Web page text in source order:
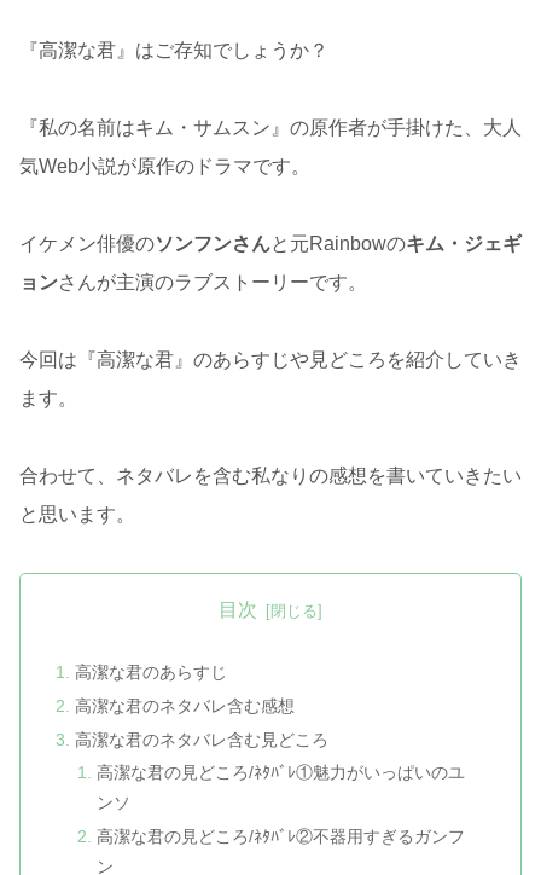
『高潔な君』はご存知でしょうか？
『私の名前はキム・サムスン』の原作者が手掛けた、大人
気Web小説が原作のドラマです。
イケメン俳優のソンフンさんと元Rainbowのキム・ジェギ
ョンさんが主演のラブストーリーです。
今回は『高潔な君』のあらすじや見どころを紹介していき
ます。
合わせて、ネタバレを含む私なりの感想を書いていきたい
と思います。
目次
高潔な君のあらすじ
高潔な君のネタバレ含む感想
高潔な君のネタバレ含む見どころ
高潔な君の見どころ/ﾈﾀﾊﾞﾚ①魅力がいっぱいのユ
ンソ
高潔な君の見どころ/ﾈﾀﾊﾞﾚ②不器用すぎるガンフ
ン